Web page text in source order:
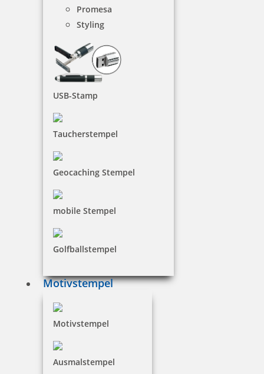
Promesa
Styling
USB-Stamp
Taucherstempel
Geocaching Stempel
mobile Stempel
Golfballstempel
Motivstempel
Motivstempel
Ausmalstempel